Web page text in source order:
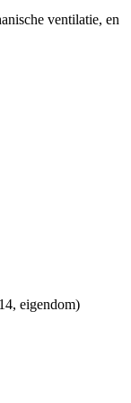
ventilatie, en
eigendom)